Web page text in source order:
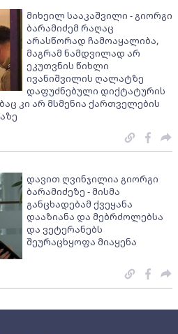
მიხეილ სააკაშვილი - გიორგი
ბარამიძემ რაღაც
არასწორად ჩამოაყალიბა,
მაგრამ ნამდვილად არ
ეკუთვნის წიხლი
ივანიშვილის ღალატზე
დაფუძნებული დიქტატურის
კი არ მსმენია ქართველების
დავით ღვინჯილია გიორგი
ბარამიძეზე - მისმა
განცხადებამ ქვეყანა
დააზიანა და მებრძოლებსა
და ვეტერანებს
შეურაცხყოფა მიაყენა